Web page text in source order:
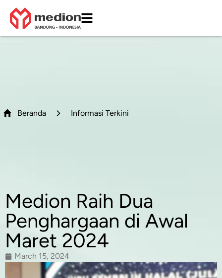
Beranda Informasi Terkini
Medion Raih Dua
Penghargaan di Awal
Maret 2024
March 15, 2024